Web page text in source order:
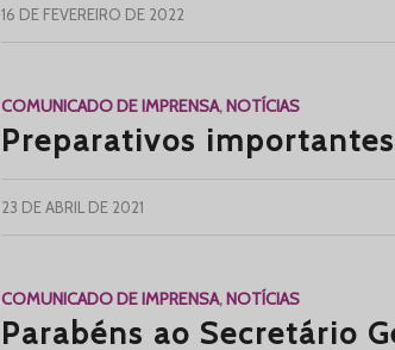
16 DE FEVEREIRO DE 2022
COMUNICADO DE IMPRENSA,NOTÍCIAS
Preparativos
23 DE ABRIL DE 2021
COMUNICADO DE IMPRENSA,NOTÍCIAS
Parabéns ao Secretário